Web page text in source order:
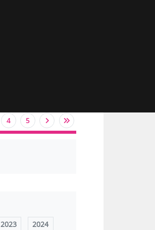
4 5
2023 2024